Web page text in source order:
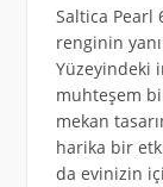
Saltica Pearl
renginin
Yüzeyindeki
muhteşem
mekan
harika bir
da evinizin